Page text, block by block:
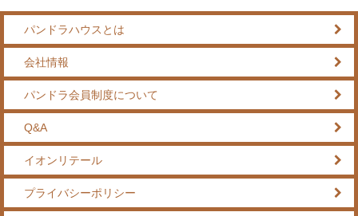
パンドラハウスとは
会社情報
パンドラ会員制度について
Q&A
イオンリテール
プライバシーポリシー